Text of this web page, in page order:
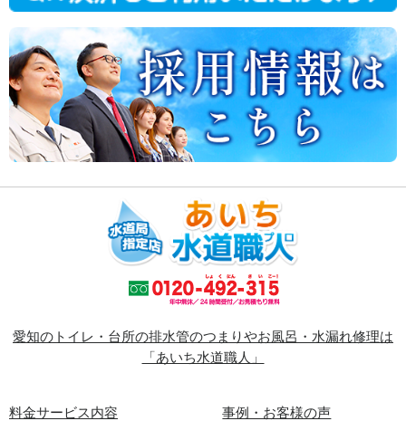
愛知のトイレ・台所の排水管のつまりやお風呂・水漏れ修理は
「あいち水道職人」
料金サービス内容
事例・お客様の声